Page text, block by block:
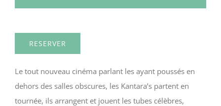
RESERVER
Le tout nouveau cinéma parlant les ayant poussés en
dehors des salles obscures, les Kantara’s partent en
tournée, ils arrangent et jouent les tubes célèbres,